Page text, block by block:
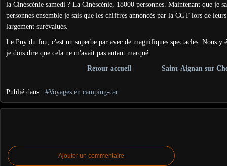
la Cinéscénie samedi ? La Cinéscénie, 18000 personnes. Maintenant que je
personnes ensemble je sais que les chiffres annoncés par la CGT lors de
largement surévalués.
Le Puy du fou, c'est un superbe par avec de magnifiques spectacles. Nous y
je dois dire que cela ne m'avait pas autant marqué.
Retour accueil
Saint-Aignan sur
Publié dans : #Voyages en camping-car
Ajouter un commentaire